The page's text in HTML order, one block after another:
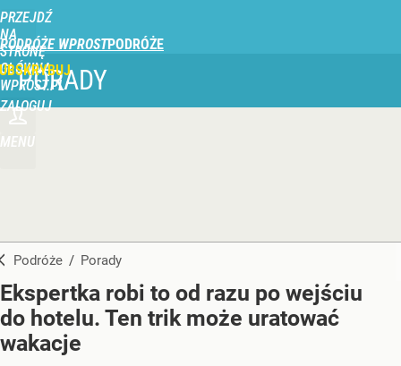
PRZEJDŹ
NA
STRONĘ
GŁÓWNĄ
WPROST.PL
PODRÓŻE WPROST
ZALOGUJ
MENU
PORADY
Podróże / Porady
Ekspertka robi to od razu po wejściu
do hotelu. Ten trik może uratować
wakacje